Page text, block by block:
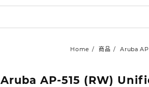
Home 商品 Aruba
Aruba AP-515 (RW)